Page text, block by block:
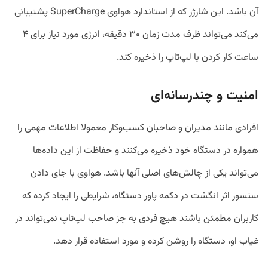
آن باشد. این شارژر که از استاندارد هواوی SuperCharge پشتیبانی
می‎‌کند می‌‎تواند ظرف مدت زمان ۳۰ دقیقه، انرژی مورد نیاز برای ۴
ساعت کار کردن با لپ‌تاپ را ذخیره کند.
امنیت و چندرسانه‌ای
افرادی مانند مدیران و صاحبان کسب‌وکار معمولا اطلاعات مهمی را
همواره در دستگاه خود ذخیره می‌کنند و حفاظت از این داده‌ها
می‌‎تواند یکی از چالش‌های اصلی آنها باشد. هواوی با جای دادن
سنسور اثر انگشت در دکمه پاور دستگاه، شرایطی را ایجاد کرده که
کاربران مطمئن باشند هیچ فردی به جز صاحب لپ‌تاپ نمی‌‎تواند در
غیاب او، دستگاه را روشن کرده و مورد استفاده قرار دهد.